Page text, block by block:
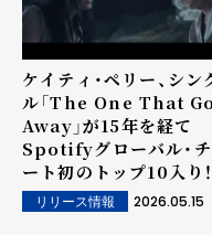
ケイティ・ペリー、シン
ル「The One That
Away」が15年を経て
Spotifyグローバル・チ
ート初のトップ10入り！
「FIFAワールドカップ
2026」LA開幕式のヘッ
リリース情報 2026.05.15